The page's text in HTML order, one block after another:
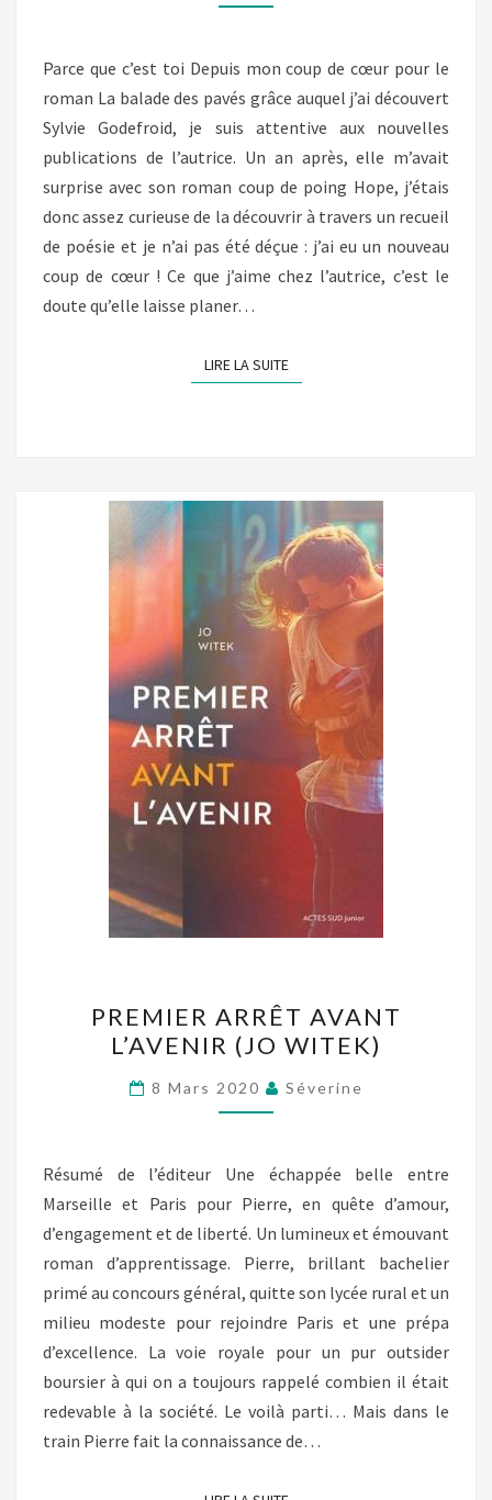
GODEFROID)
Parce que c’est toi Depuis mon coup de cœur pour le
roman La balade des pavés grâce auquel j’ai découvert
Sylvie Godefroid, je suis attentive aux nouvelles
publications de l’autrice. Un an après, elle m’avait
surprise avec son roman coup de poing Hope, j’étais
donc assez curieuse de la découvrir à travers un recueil
de poésie et je n’ai pas été déçue : j’ai eu un nouveau
coup de cœur ! Ce que j’aime chez l’autrice, c’est le
doute qu’elle laisse planer…
LIRE LA SUITELIRE LA SUITE
ARRÊT
AVANT
L’AVENIR
(JO
PREMIER ARRÊT AVANT
L’AVENIR (JO WITEK)
8 Mars 2020 Séverine
Résumé de l’éditeur Une échappée belle entre
Marseille et Paris pour Pierre, en quête d’amour,
d’engagement et de liberté. Un lumineux et émouvant
roman d’apprentissage. Pierre, brillant bachelier
primé au concours général, quitte son lycée rural et un
milieu modeste pour rejoindre Paris et une prépa
d’excellence. La voie royale pour un pur outsider
boursier à qui on a toujours rappelé combien il était
redevable à la société. Le voilà parti… Mais dans le
train Pierre fait la connaissance de…